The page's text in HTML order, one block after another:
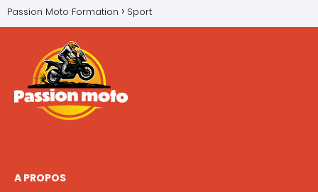
Passion Moto Formation Sport
A PROPOS